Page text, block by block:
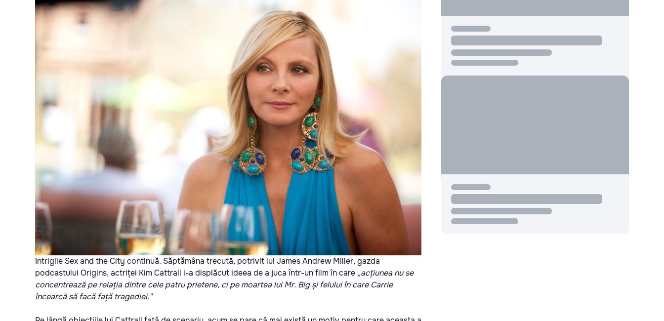
Intrigile Sex and the City continuă. Săptămâna trecută, potrivit lui James Andrew Miller, gazda
podcastului Origins, actriței Kim Cattrall i-a displăcut ideea de a juca într-un film în care „acțiunea nu se
concentrează pe relația dintre cele patru prietene, ci pe moartea lui Mr. Big și felului în care Carrie
încearcă să facă față tragediei.”